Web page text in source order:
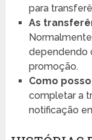
para
As
dependendo
promoção.
Como
completar a
notificação